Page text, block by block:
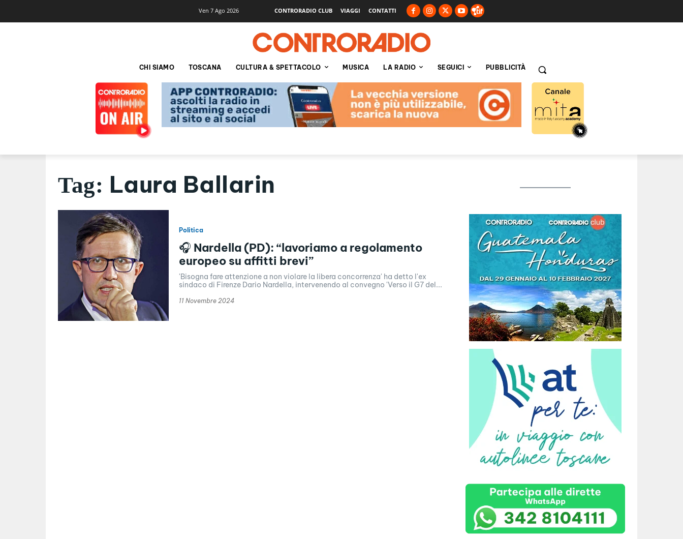
Ven 7 Ago 2026 CONTRORADIO CLUB VIAGGI CONTATTI
CHI SIAMO TOSCANA CULTURA & SPETTACOLO MUSICA LA RADIO SEGUICI PUBBLICITÀ
Tag: Laura Ballarin
Politica
🎧 Nardella (PD): “lavoriamo a regolamento
europeo su affitti brevi”
'Bisogna fare attenzione a non violare la libera concorrenza' ha detto l'ex
sindaco di Firenze Dario Nardella, intervenendo al convegno 'Verso il G7 del...
11 Novembre 2024